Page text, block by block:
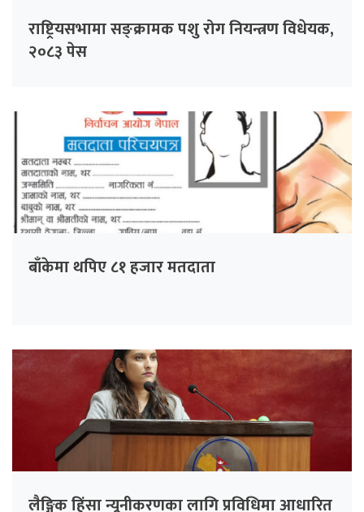
राष्ट्रियसभामा सङ्क्रामक पशु रोग नियन्त्रण विधेयक,
२०८३ पेस
बाँकेमा थपिए ८१ हजार मतदाता
लैङ्गिक हिंसा न्यूनीकरणका लागि प्रविधिमा आधारित